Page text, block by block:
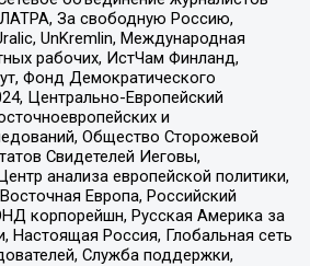
За свободную Россию,
UnKremlin, Международная
рабочих, ИстЧам Финланд,
Фонд Демократического
Центрально-Европейский
и
Общество Сторожевой
Свидетелей Иеговы,
анализа европейской политики,
Европа, Российский
корпорейшн, Русская Америка за
Настоящая Россия, Глобальная сеть
Служба поддержки,